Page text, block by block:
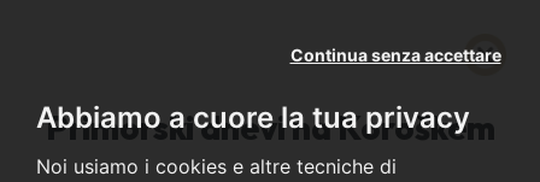
Abbiamo a cuore la tua privacy
Noi usiamo i cookies e altre tecniche di
Continua senza accettare
Primorski dnevi na Koroškem